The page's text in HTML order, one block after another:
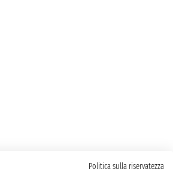
Politica sulla riservatezza